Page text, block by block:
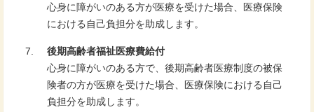
心身に障がいのある方が医療を受けた場合、医療保険
における自己負担分を助成します。
後期高齢者福祉医療費給付
心身に障がいのある方で、後期高齢者医療制度の被保
険者の方が医療を受けた場合、医療保険における自己
負担分を助成します。